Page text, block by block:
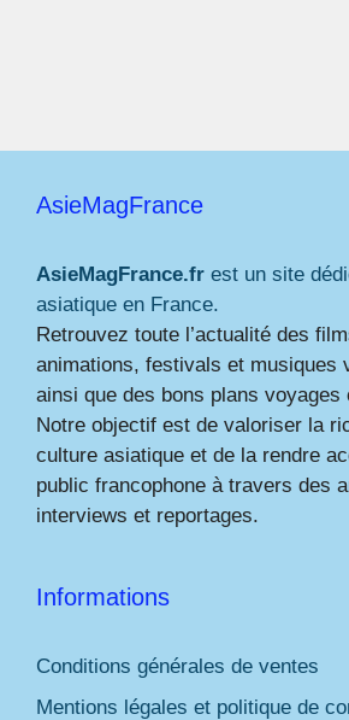
AsieMagFrance
AsieMagFrance.fr est un site
asiatique en France.
Retrouvez toute l’actualité des
animations, festivals et musiques
ainsi que des bons plans voyages
Notre objectif est de valoriser la
culture asiatique et de la rendre
public francophone à travers des
interviews et reportages.
Informations
Conditions générales de ventes
Mentions légales et politique de